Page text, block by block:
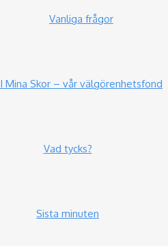
Vanliga frågor
I Mina Skor – vår välgörenhetsfond
Vad tycks?
Sista minuten